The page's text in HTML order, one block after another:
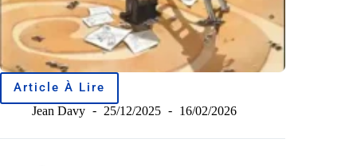
Article À Lire
Jean Davy 25/12/2025 16/02/2026